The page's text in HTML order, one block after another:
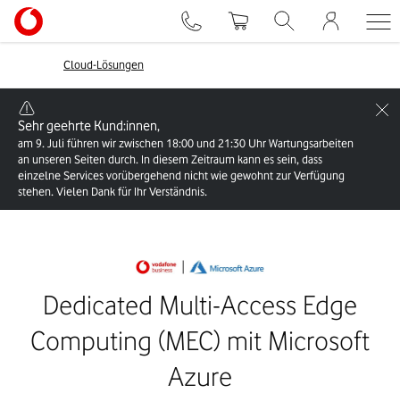
Cloud-Lösungen
Sehr geehrte Kund:innen,
am 9. Juli führen wir zwischen 18:00 und 21:30 Uhr Wartungsarbeiten
an unseren Seiten durch. In diesem Zeitraum kann es sein, dass
einzelne Services vorübergehend nicht wie gewohnt zur Verfügung
stehen. Vielen Dank für Ihr Verständnis.
Dedicated Multi-Access Edge
Computing (MEC) mit Microsoft
Azure